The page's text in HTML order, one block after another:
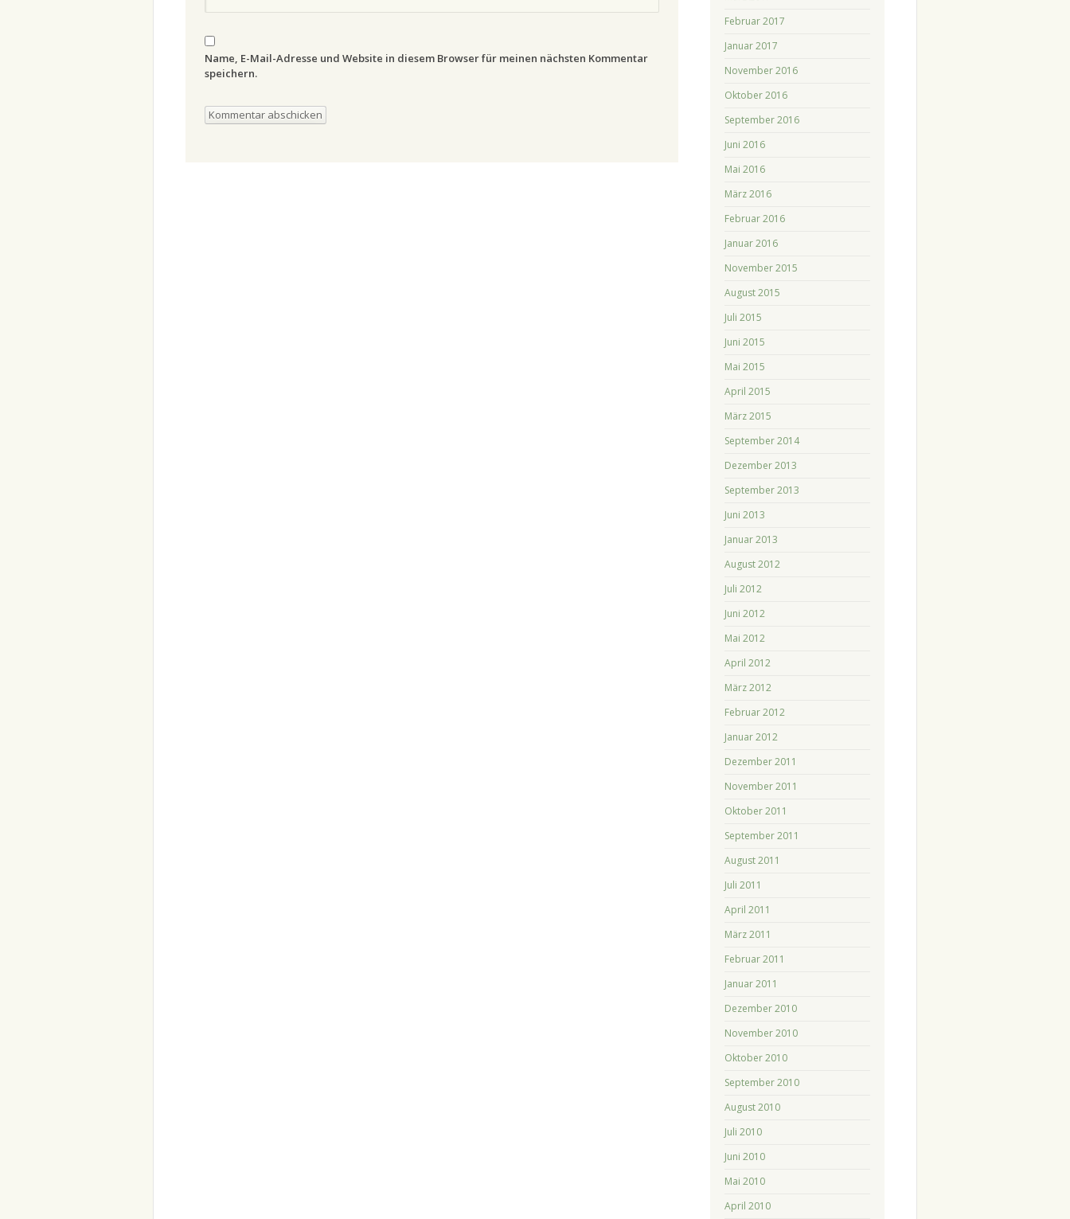
Name, E-Mail-Adresse und Website in diesem Browser für meinen nächsten Kommentar
speichern.
Februar 2017
Januar 2017
November 2016
Oktober 2016
September 2016
Juni 2016
Mai 2016
März 2016
Februar 2016
Januar 2016
November 2015
August 2015
Juli 2015
Juni 2015
Mai 2015
April 2015
März 2015
September 2014
Dezember 2013
September 2013
Juni 2013
Januar 2013
August 2012
Juli 2012
Juni 2012
Mai 2012
April 2012
März 2012
Februar 2012
Januar 2012
Dezember 2011
November 2011
Oktober 2011
September 2011
August 2011
Juli 2011
April 2011
März 2011
Februar 2011
Januar 2011
Dezember 2010
November 2010
Oktober 2010
September 2010
August 2010
Juli 2010
Juni 2010
Mai 2010
April 2010